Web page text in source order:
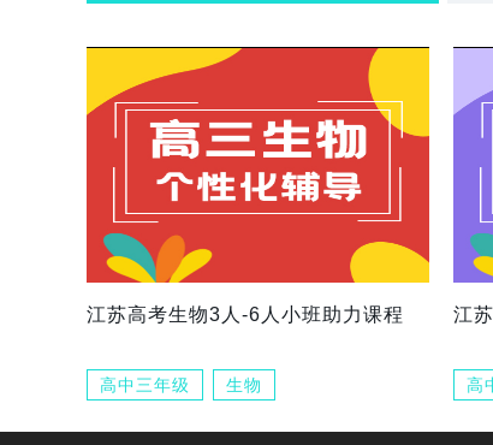
江苏高考生物3人-6人小班助力课程
高中三年级 生物
江
高